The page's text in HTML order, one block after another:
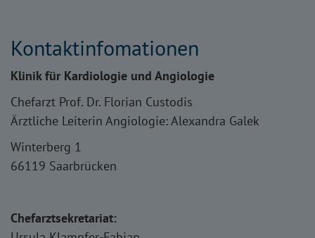
Kontaktinfomationen
Klinik für Kardiologie und Angiologie
Chefarzt Prof. Dr. Florian Custodis
Ärztliche Leiterin Angiologie: Alexandra Galek
Winterberg 1
66119 Saarbrücken
Chefarztsekretariat: